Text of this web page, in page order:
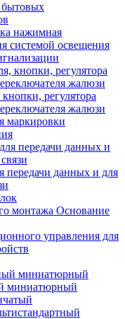
бытовых
нажимная
системой освещения
регулятора
жалюзи
маркировки
передачи данных и для
Основание
управления для
миниатюрный